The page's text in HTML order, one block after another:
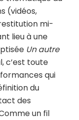
(vidéos,
mi-
lieu à une
Un autre
c’est toute
qui
du
des
un fil